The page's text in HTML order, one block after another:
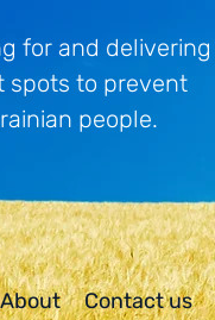
for and delivering
spots to prevent
people.
About Contact us